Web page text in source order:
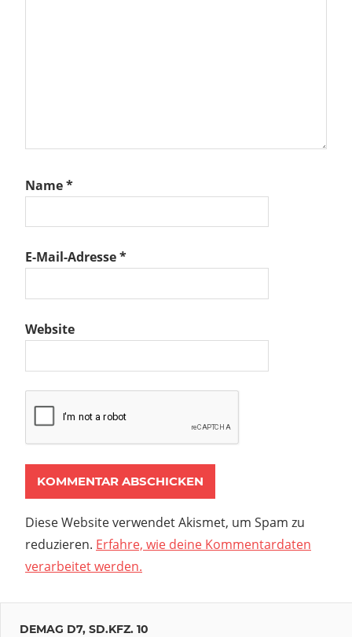
Name*
E-Mail-Adresse*
Website
Diese Website verwendet Akismet, um Spam zu
reduzieren. Erfahre, wie deine Kommentardaten
verarbeitet werden.
DEMAG D7, SD.KFZ. 10